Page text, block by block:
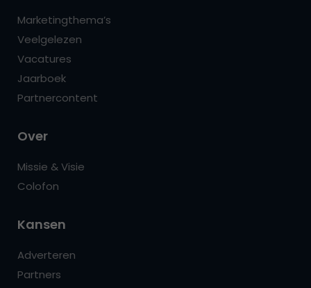
Marketingthema’s
Veelgelezen
Vacatures
Jaarboek
Partnercontent
Over
Missie & Visie
Colofon
Kansen
Adverteren
Partners